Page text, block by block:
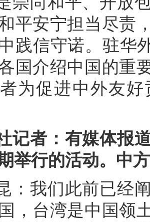
平安宁担当尽责
践信守诺。驻华
国介绍中国的重
为促进中外友
记者：有媒体报
举行的活动。中
：我们此前已经
，台湾是中国领